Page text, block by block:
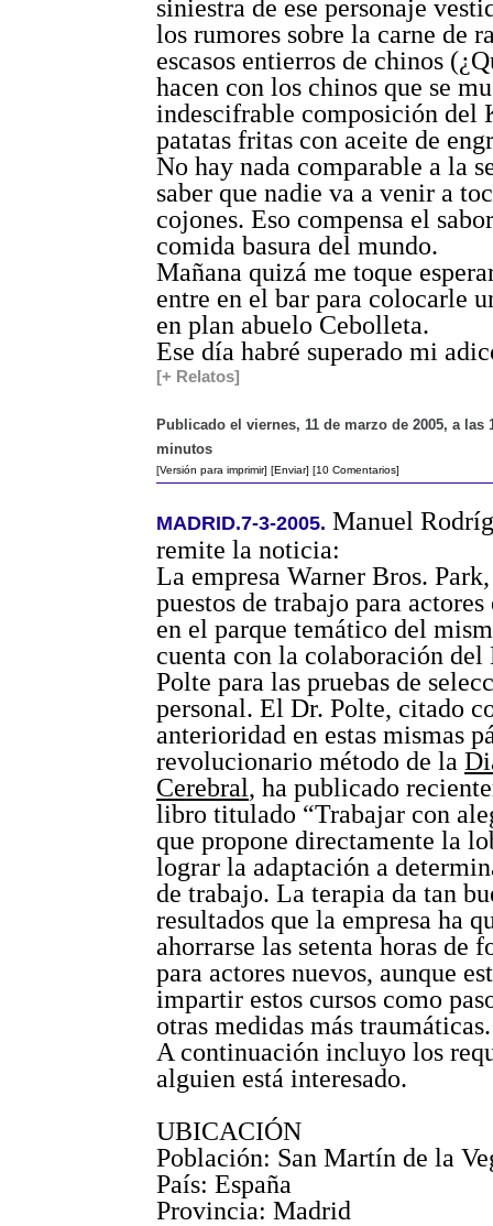
siniestra de ese personaje
los rumores sobre la carne de
escasos entierros de chinos
hacen con los chinos que se
indescifrable composición del
patatas fritas con aceite de
No hay nada comparable a la
saber que nadie va a venir a
cojones. Eso compensa el
comida basura del mundo.
Mañana quizá me toque
entre en el bar para colocarle
en plan abuelo Cebolleta.
Ese día habré superado mi
[+ Relatos]
Publicado el viernes, 11 de marzo de 2005, a las
minutos
[Versión para imprimir] [Enviar] [10 Comentarios]
MADRID.7-3-2005. Manuel
remite la noticia:
La empresa Warner Bros.
puestos de trabajo para actores
en el parque temático del
cuenta con la colaboración
Polte para las pruebas de
personal. El Dr. Polte, citado
anterioridad en estas mismas
revolucionario método de la
Cerebral, ha publicado
libro titulado “Trabajar con
que propone directamente la
lograr la adaptación a
de trabajo. La terapia da tan
resultados que la empresa ha
ahorrarse las setenta horas de
para actores nuevos, aunque
impartir estos cursos como
otras medidas más traumáticas.
A continuación incluyo los
alguien está interesado.
UBICACIÓN
Población: San Martín de la
País: España
Provincia: Madrid